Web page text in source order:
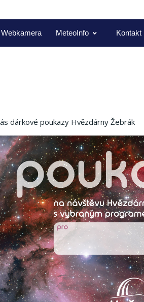
Webkamera MeteoInfo Kontakt
dárkové poukazy Hvězdárny Žebrák